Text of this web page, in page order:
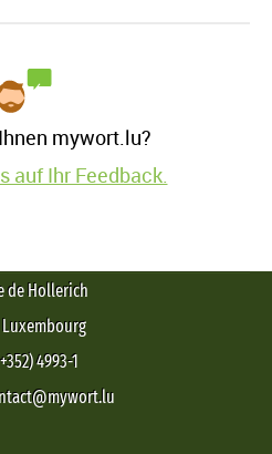
mywort.lu?
auf Ihr Feedback.
de Hollerich
Luxembourg
4993-1